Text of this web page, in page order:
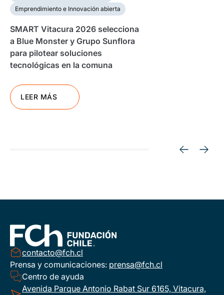
Emprendimiento e Innovación abierta
SMART Vitacura 2026 selecciona
a Blue Monster y Grupo Sunflora
para pilotear soluciones
tecnológicas en la comuna
LEER MÁS
contacto@fch.cl
Prensa y comunicaciones: prensa@fch.cl
Centro de ayuda
Avenida Parque Antonio Rabat Sur 6165, Vitacura,